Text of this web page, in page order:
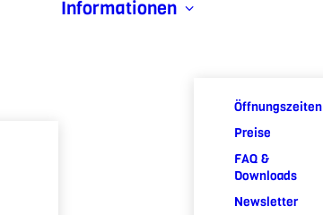
Informationen
Öffnungszeiten
Preise
FAQ &
Downloads
Newsletter